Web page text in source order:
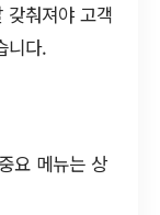
갖춰져야 고객
니다.
요 메뉴는 상